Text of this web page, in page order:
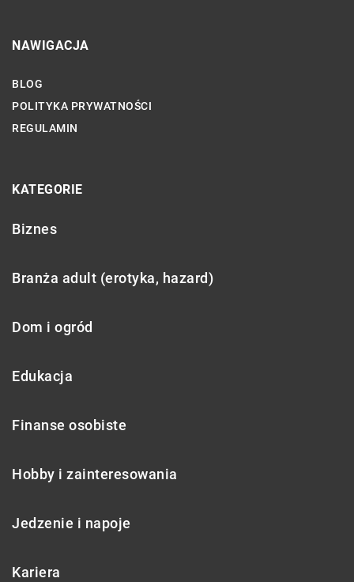
NAWIGACJA
BLOG
POLITYKA PRYWATNOŚCI
REGULAMIN
KATEGORIE
Biznes
Branża adult (erotyka, hazard)
Dom i ogród
Edukacja
Finanse osobiste
Hobby i zainteresowania
Jedzenie i napoje
Kariera